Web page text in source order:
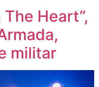
Heart”,
militar